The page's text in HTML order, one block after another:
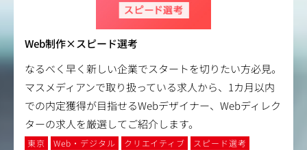
Web制作×スピード選考
なるべく早く新しい企業でスタートを切りたい方必見。
マスメディアンで取り扱っている求人から、1カ月以内
での内定獲得が目指せるWebデザイナー、Webディレク
ターの求人を厳選してご紹介します。
東京 Web・デジタル クリエイティブ スピード選考